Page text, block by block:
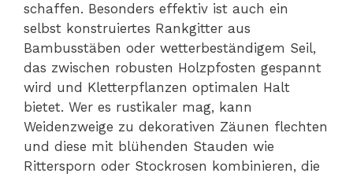
schaffen. Besonders effektiv ist auch ein
selbst konstruiertes Rankgitter aus
Bambusstäben oder wetterbeständigem Seil,
das zwischen robusten Holzpfosten gespannt
wird und Kletterpflanzen optimalen Halt
bietet. Wer es rustikaler mag, kann
Weidenzweige zu dekorativen Zäunen flechten
und diese mit blühenden Stauden wie
Rittersporn oder Stockrosen kombinieren, die